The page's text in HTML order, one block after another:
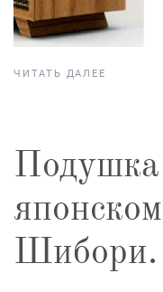
ЧИТАТЬ ДАЛЕЕ
Подушка
Шибори.